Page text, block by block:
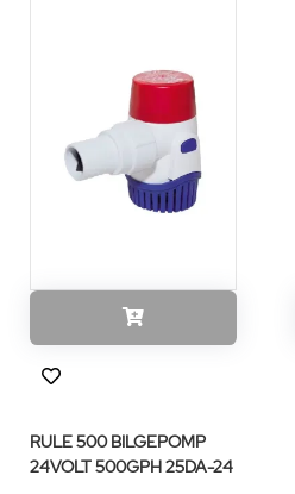
RULE 500 BILGEPOMP
24VOLT 500GPH 25DA-24